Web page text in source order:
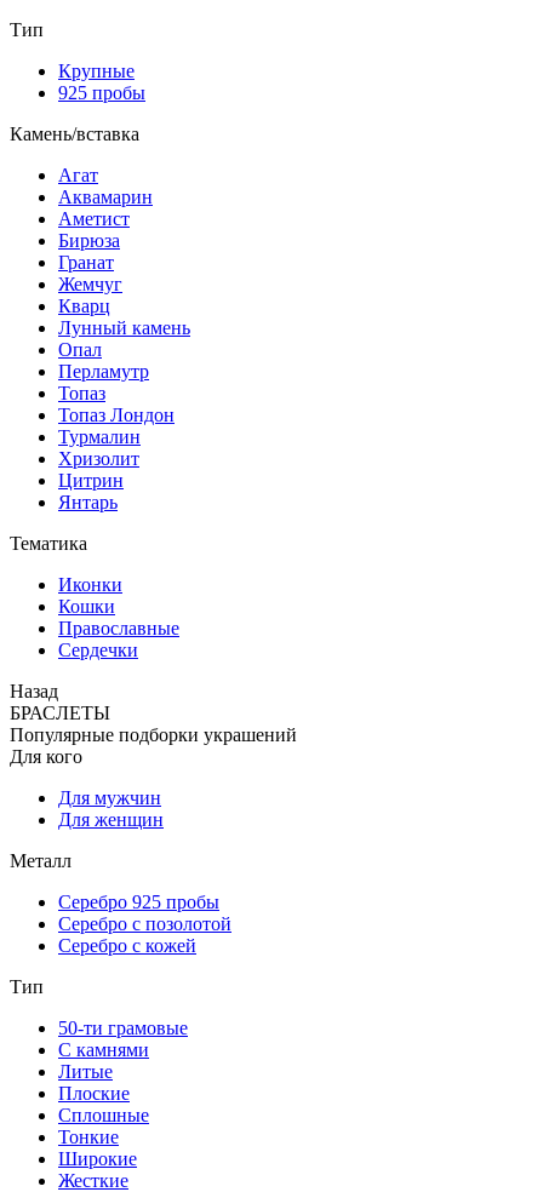
Тип
Крупные
925 пробы
Камень/вставка
Агат
Аквамарин
Аметист
Бирюза
Гранат
Жемчуг
Кварц
Лунный камень
Опал
Перламутр
Топаз
Топаз Лондон
Турмалин
Хризолит
Цитрин
Янтарь
Тематика
Иконки
Кошки
Православные
Сердечки
Назад
БРАСЛЕТЫ
Популярные подборки украшений
Для кого
Для мужчин
Для женщин
Металл
Серебро 925 пробы
Серебро с позолотой
Серебро с кожей
Тип
50-ти грамовые
С камнями
Литые
Плоские
Сплошные
Тонкие
Широкие
Жесткие